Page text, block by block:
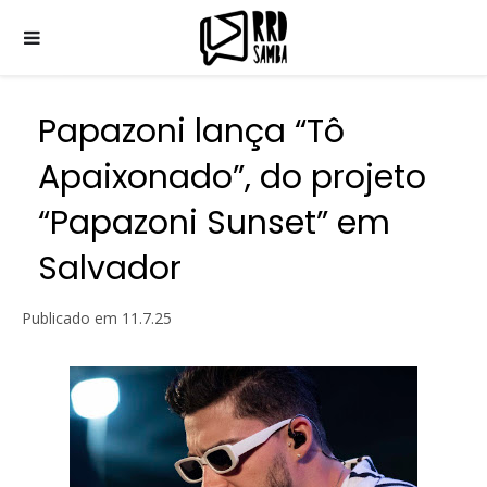
Papazoni lança “Tô
Apaixonado”, do projeto
“Papazoni Sunset” em
Salvador
Publicado em 11.7.25